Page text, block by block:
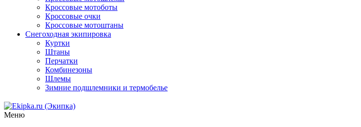
Кроссовые мотоботы
Кроссовые очки
Кроссовые мотоштаны
Снегоходная экипировка
Куртки
Штаны
Перчатки
Комбинезоны
Шлемы
Зимние подшлемники и термобелье
Меню